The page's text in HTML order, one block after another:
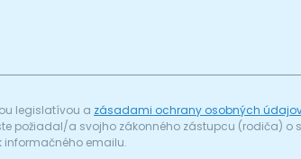
legislatívou a zásadami ochrany osobných
požiadal/a svojho zákonného zástupcu (rodiča)
informačného emailu.